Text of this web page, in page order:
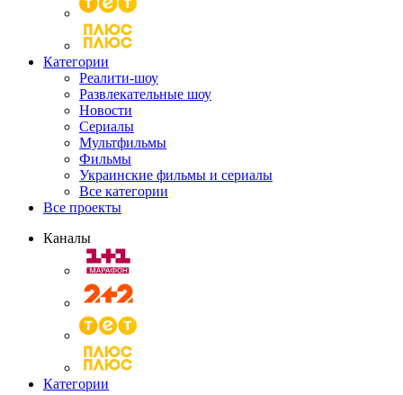
Категории
Реалити-шоу
Развлекательные шоу
Новости
Сериалы
Мультфильмы
Фильмы
Украинские фильмы и сериалы
Все категории
Все проекты
Каналы
Категории